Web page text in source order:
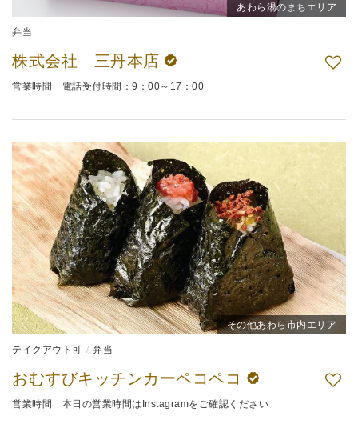
あわら湯のまちエリア
弁当
株式会社 三丹本店
営業時間 電話受付時間：9：00～17：00
その他あわら市内エリア
テイクアウト可 弁当
おむすびキッチンカーペコペコ
営業時間 本日の営業時間はInstagramをご確認ください